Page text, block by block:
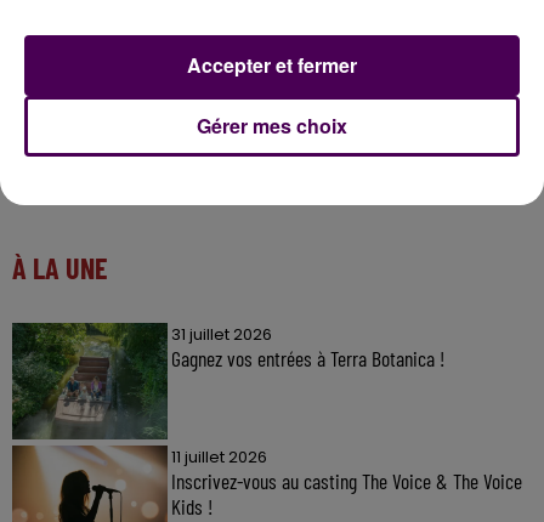
À LA UNE
31 juillet 2026
Gagnez vos entrées à Terra Botanica !
11 juillet 2026
Inscrivez-vous au casting The Voice & The Voice
Kids !
Gérer mes choix
Accepter et fermer